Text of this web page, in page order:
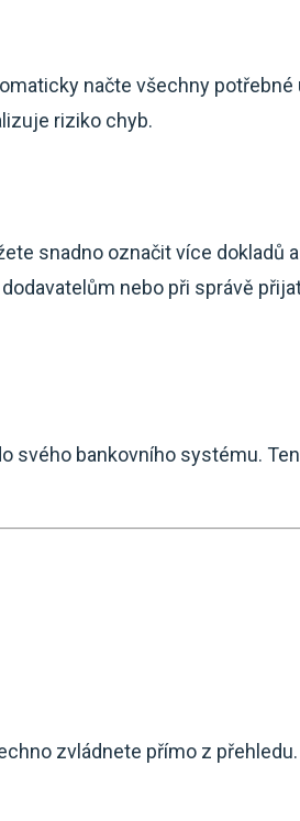
načte všechny potřebné
riziko chyb.
snadno označit více dokladů
nebo při správě
svého bankovního systému.
zvládnete přímo z přehledu.